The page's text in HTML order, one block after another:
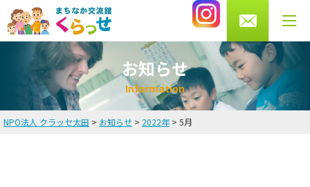
0276-56-4433
受付時間 月・水・木・金 10～13時/14～20時
土曜 9～16時まで（火・日曜休館）
HOME
お知らせ
Information
NPO法人 クラッセ太田 > お知らせ > 2022年> 5月